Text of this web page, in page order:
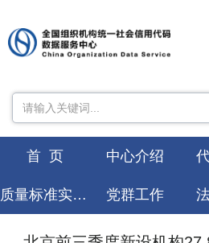
首 页 中心介绍
质量标准实验室 党群工作